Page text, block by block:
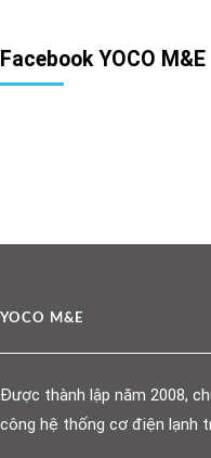
Facebook YOCO M&E
YOCO M&E
Được thành lập năm 2008,
công hệ thống cơ điện lạnh